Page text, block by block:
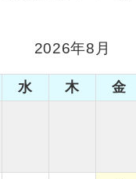
2026年8月
水 木 金